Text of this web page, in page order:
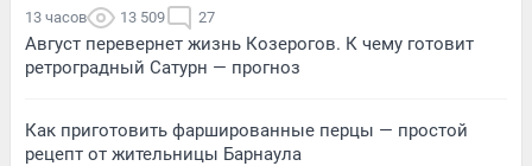
13 часов 13 509 27
Август перевернет жизнь Козерогов. К чему готовит
ретроградный Сатурн — прогноз
Как приготовить фаршированные перцы — простой
рецепт от жительницы Барнаула